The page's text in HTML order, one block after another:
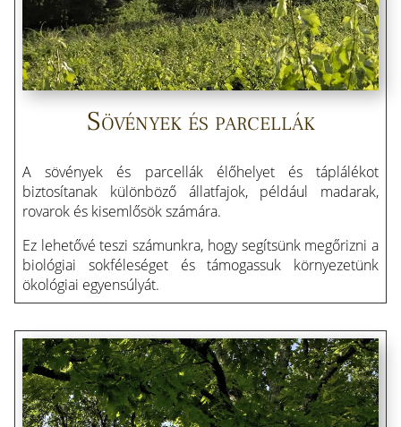
Sövények és parcellák
A sövények és parcellák élőhelyet és táplálékot
biztosítanak különböző állatfajok, például madarak,
rovarok és kisemlősök számára.
Ez lehetővé teszi számunkra, hogy segítsünk megőrizni a
biológiai sokféleséget és támogassuk környezetünk
ökológiai egyensúlyát.